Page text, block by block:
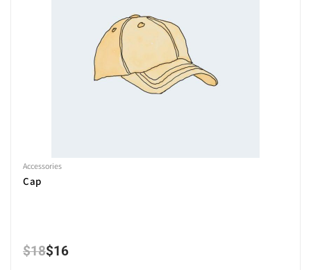
Accessories
Cap
$18$16